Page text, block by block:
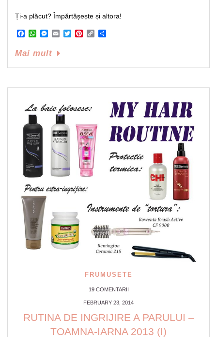
Ți-a plăcut? Împărtășește și altora!
Facebook
WhatsApp
Messenger
EmailTwitterPinterest
Copy
Mai mult
FRUMUSETE
19 COMENTARII
FEBRUARY 23, 2014
RUTINA DE INGRIJIRE A PARULUI –
TOAMNA-IARNA 2013 (I)